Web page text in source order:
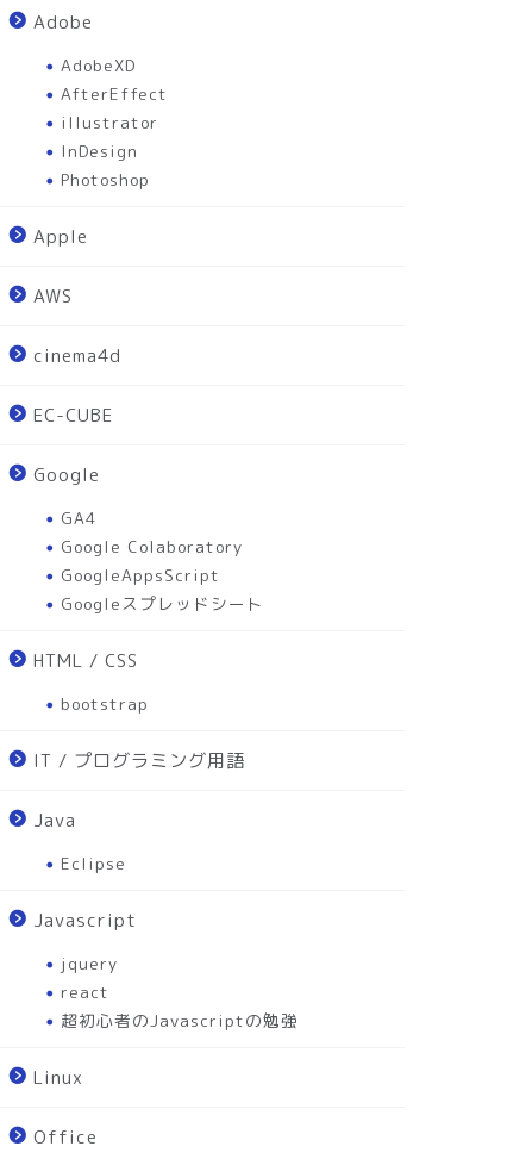
Adobe
AdobeXD
AfterEffect
illustrator
InDesign
Photoshop
Apple
AWS
cinema4d
EC-CUBE
Google
GA4
Google Colaboratory
GoogleAppsScript
Googleスプレッドシート
HTML / CSS
bootstrap
IT / プログラミング用語
Java
Eclipse
Javascript
jquery
react
超初心者のJavascriptの勉強
Linux
Office